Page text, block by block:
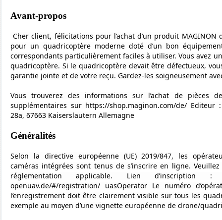
Avant-propos
Cher client, félicitations pour l’achat d’un produit
pour un quadricoptère moderne doté d’un bon
correspondants particulièrement faciles à utiliser. Vous avez
quadricoptère. Si le quadricoptère devait être défectueux,
garantie jointe et de votre reçu. Gardez-les soigneusement
Vous trouverez des informations sur l’achat de pièces
supplémentaires sur https://shop.maginon.com/de/ Editeur
28a, 67663 Kaiserslautern Allemagne
Généralités
Selon la directive européenne (UE) 2019/847, les
caméras intégrées sont tenus de s’inscrire en ligne.
réglementation applicable. Lien d’inscription :
openuav.de/#/registration/ uasOperator Le numéro
l’enregistrement doit être clairement visible sur tous les
exemple au moyen d’une vignette européenne de drone/